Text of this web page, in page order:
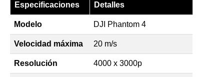
Especificaciones Detalles
Modelo DJI Phantom 4
Velocidad máxima 20 m/s
Resolución 4000 x 3000p